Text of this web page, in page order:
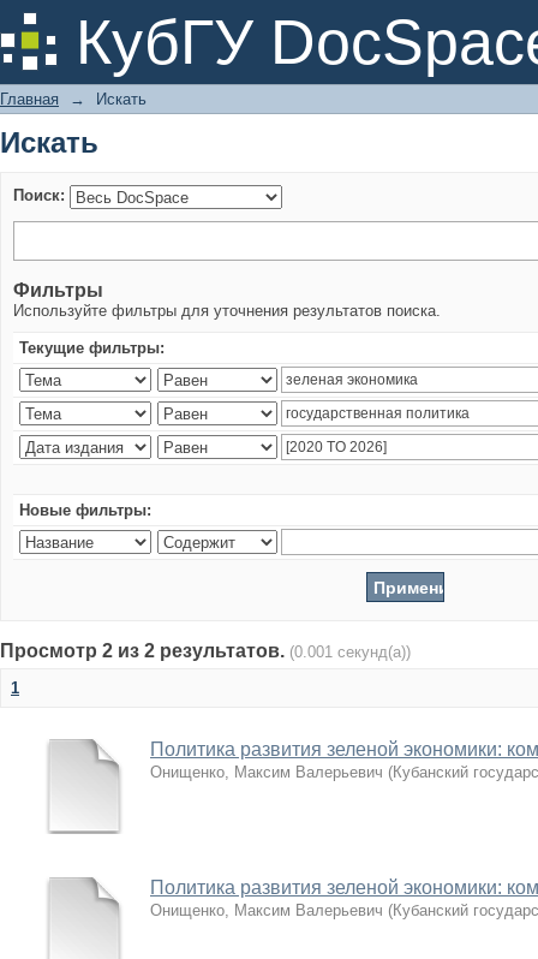
КубГУ
Искать
Главная → Искать
Искать
Поиск:
Фильтры
Используйте фильтры для уточнения результатов поиска.
Текущие фильтры:
Новые фильтры:
Просмотр 2 из 2 результатов. (0.001 секунд(а))
1
Политика развития зеленой экономики:
Онищенко, Максим Валерьевич (Кубанский
Политика развития зеленой экономики:
Онищенко, Максим Валерьевич (Кубанский